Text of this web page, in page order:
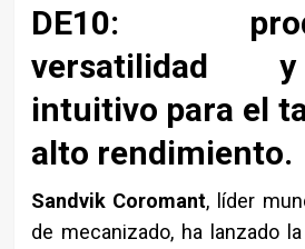
DE10:
versatilidad
intuitivo para el
alto rendimiento.
Sandvik Coromant, líder
de mecanizado, ha lanzado